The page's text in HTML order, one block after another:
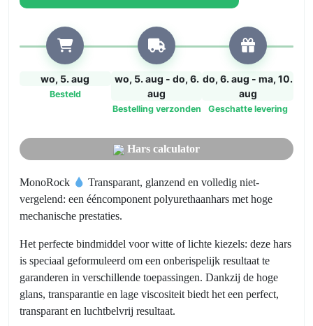
wo, 5. aug
Besteld
wo, 5. aug - do, 6.
aug
Bestelling verzonden
do, 6. aug - ma, 10.
aug
Geschatte levering
Hars calculator
MonoRock
Transparant, glanzend en volledig niet-
vergelend: een ééncomponent polyurethaanhars met hoge
mechanische prestaties.
Het perfecte bindmiddel voor witte of lichte kiezels: deze hars
is speciaal geformuleerd om een onberispelijk resultaat te
garanderen in verschillende toepassingen. Dankzij de hoge
glans, transparantie en lage viscositeit biedt het een perfect,
transparant en luchtbelvrij resultaat.